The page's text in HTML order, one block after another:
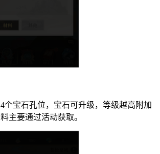
个宝石孔位，宝石可升级，等级越高附加
主要通过活动获取。